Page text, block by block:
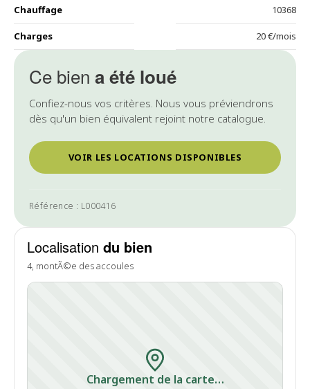
Ce bien a été loué
Confiez-nous vos critères. Nous vous préviendrons
dès qu'un bien équivalent rejoint notre catalogue.
VOIR LES LOCATIONS DISPONIBLES
Référence : L000416
Localisation du bien
4, montÃ©e des accoules
Chargement de la carte…
Chauffage 10368
Charges 20 €/mois